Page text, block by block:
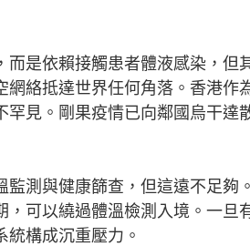
是依賴接觸患者體液感染，但
絡抵達世界任何角落。香港作
見。剛果疫情已向鄰國烏干達
測與健康篩查，但這遠不足夠
可以繞過體溫檢測入境。一旦
構成沉重壓力。